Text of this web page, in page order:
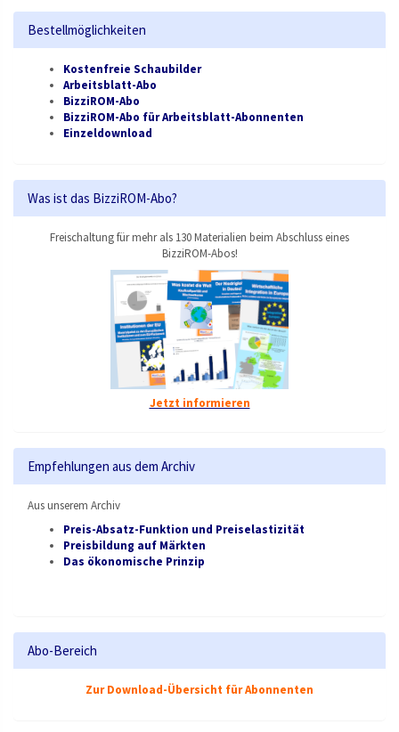
Bestellmöglichkeiten
Kostenfreie Schaubilder
Arbeitsblatt-Abo
BizziROM-Abo
BizziROM-Abo für Arbeitsblatt-Abonnenten
Einzeldownload
Was ist das BizziROM-Abo?
Freischaltung für mehr als 130 Materialien beim Abschluss eines
BizziROM-Abos!
Jetzt informieren
Empfehlungen aus dem Archiv
Aus unserem Archiv
Preis-Absatz-Funktion und Preiselastizität
Preisbildung auf Märkten
Das ökonomische Prinzip
Abo-Bereich
Zur Download-Übersicht für Abonnenten